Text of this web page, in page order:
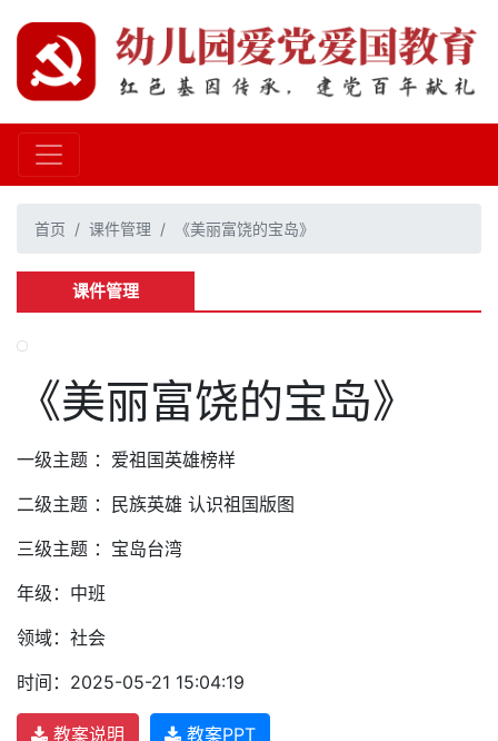
首页 课件管理 《美丽富饶的宝岛》
课件管理
《美丽富饶的宝岛》
一级主题 ：爱祖国英雄榜样
二级主题 ：民族英雄 认识祖国版图
三级主题 ：宝岛台湾
年级：中班
领域：社会
时间：2025-05-21 15:04:19
教案说明 教案PPT